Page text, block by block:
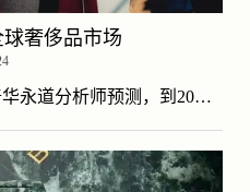
奢侈品市场
永道分析师预测，到20…